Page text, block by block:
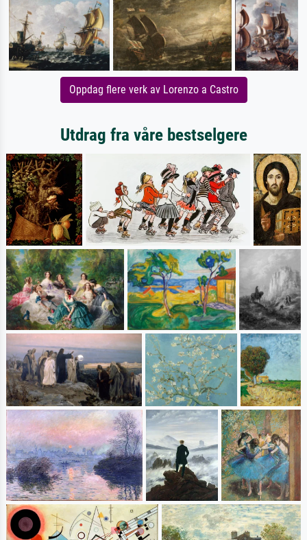
Oppdag flere verk av Lorenzo a Castro
Utdrag fra våre bestselgere